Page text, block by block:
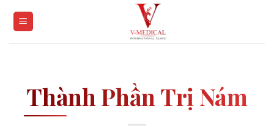
Thành Phần Trị Nám